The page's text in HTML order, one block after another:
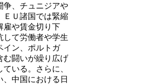
争、チュニジアや
ＥＵ諸国では緊縮
雇や賃金切り下
して労働者や学生
イン、ポルトガ
む闘いが繰り広げ
いる。さらに、
中国における日